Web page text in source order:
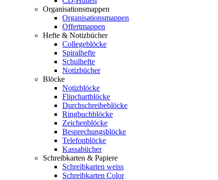
Organisationsmappen
Organisationsmappen
Offertmappen
Hefte & Notizbücher
Collegeblöcke
Spiralhefte
Schulhefte
Notizbücher
Blöcke
Notizblöcke
Flipchartblöcke
Durchschreibeblöcke
Ringbuchblöcke
Zeichenblöcke
Besprechungsblöcke
Telefonblöcke
Kassabücher
Schreibkarten & Papiere
Schreibkarten weiss
Schreibkarten Color